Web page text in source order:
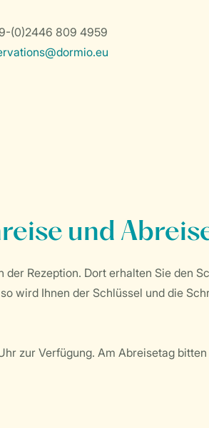
(0)2446 809 4959
und
Rezeption. Dort erhalten Sie den
wird Ihnen der Schlüssel und die
zur Verfügung. Am Abreisetag